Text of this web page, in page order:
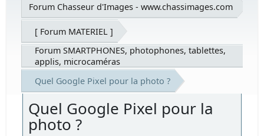
Forum Chasseur d'Images - www.chassimages.com
[ Forum MATERIEL ]
Forum SMARTPHONES, photophones, tablettes,
applis, microcaméras
Quel Google Pixel pour la photo ?
Quel Google Pixel pour la
photo ?